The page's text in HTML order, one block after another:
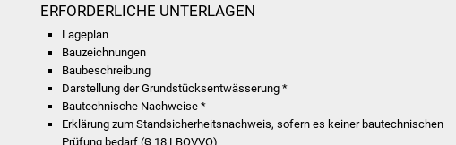
ERFORDERLICHE UNTERLAGEN
Lageplan
Bauzeichnungen
Baubeschreibung
Darstellung der Grundstücksentwässerung *
Bautechnische Nachweise *
Erklärung zum Standsicherheitsnachweis, sofern es keiner bautechnischen
Prüfung bedarf (§ 18 LBOVVO)